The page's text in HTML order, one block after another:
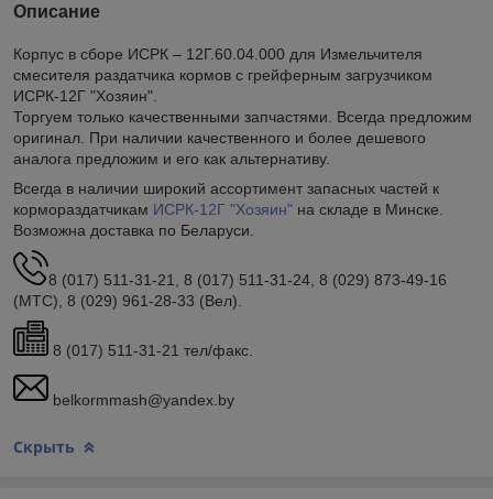
Описание
Корпус в сборе ИСРК – 12Г.60.04.000 для Измельчителя
смесителя раздатчика кормов с грейферным загрузчиком
ИСРК-12Г "Хозяин".
Торгуем только качественными запчастями. Всегда предложим
оригинал. При наличии качественного и более дешевого
аналога предложим и его как альтернативу.
Всегда в наличии широкий ассортимент запасных частей к
кормораздатчикам ИСРК-12Г "Хозяин" на складе в Минске.
Возможна доставка по Беларуси.
8 (017) 511-31-21, 8 (017) 511-31-24, 8 (029) 873-49-16
(МТС), 8 (029) 961-28-33 (Вел).
8 (017) 511-31-21 тел/факс.
belkormmash@yandex.by
Скрыть